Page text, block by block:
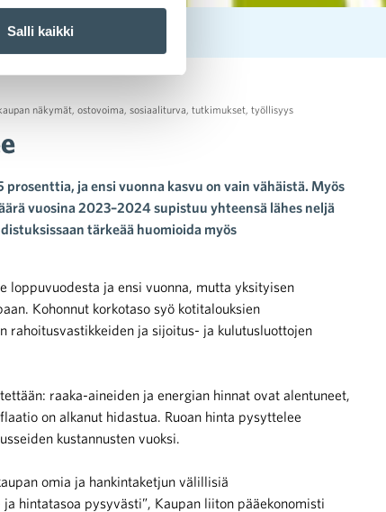
Salli kaikki
näkymät ostovoima sosiaaliturva tutkimukset työllisyys
ja ensi vuonna kasvu on vain vähäistä. Myös
vuosina 2023–2024 supistuu yhteensä lähes neljä
tärkeää huomioida myös
loppuvuodesta ja ensi vuonna, mutta yksityisen
Kohonnut korkotaso syö kotitalouksien
rahoitusvastikkeiden ja sijoitus- ja kulutusluottojen
raaka-aineiden ja energian hinnat ovat alentuneet,
on alkanut hidastua. Ruoan hinta pysyttelee
kustannusten vuoksi.
omia ja hankintaketjun välillisiä
hintatasoa pysyvästi”, Kaupan liiton pääekonomisti